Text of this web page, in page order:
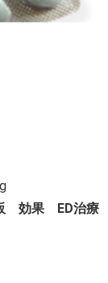
効果 ED治療